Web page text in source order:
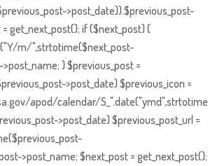
>post_date)).$previous_post-
get_next_post(); if ($next_post) {
m/",strtotime($next_post-
} $previous_post =
>post_date) $previous_icon =
apod/calendar/
>post_date) $previous_post_url =
>post_name; $next_post = get_next_post();